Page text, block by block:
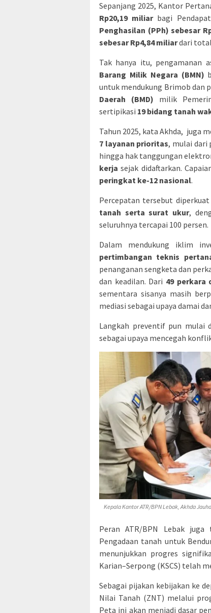
Sepanjang 2025, Kantor
Rp20,19 miliarbagi
Penghasilan (PPh) sebesar
sebesar Rp4,84 miliardari total
Tak hanya itu, pengamanan
Barang Milik Negara (BMN)
untuk mendukung Brimob dan
Daerah (BMD) milik
sertipikasi 19 bidang tanah
Tahun 2025, kata Akhda, juga
7 layanan prioritas, mulai dari
hingga hak tanggungan
kerja sejak didaftarkan.
peringkat ke-12 nasional.
Percepatan tersebut
tanah serta surat ukur,
seluruhnya tercapai 100 persen.
Dalam mendukung iklim
pertimbangan teknis
penanganan sengketa dan
dan keadilan. Dari 49 perkara
sementara sisanya masih
mediasi sebagai upaya damai
Langkah preventif pun mulai
sebagai upaya mencegah
Kepala Kantor ATR/BPN Lebak, Akhda
Peran ATR/BPN Lebak
Pengadaan tanah untuk
menunjukkan progres
Karian–Serpong (KSCS) telah
Sebagai pijakan kebijakan ke
Nilai Tanah (ZNT) melalui
Peta ini akan menjadi dasar